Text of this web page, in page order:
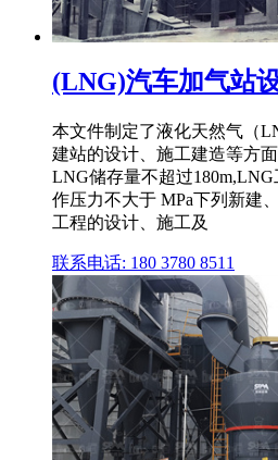
(LNG)汽车加气站
本文件制定了液化天然气（
建站的设计、施工建造等方
LNG储存量不超过
作压力不大于 MPa下列新建
工程的设计、施工及
联系电话: 180 3780 8511